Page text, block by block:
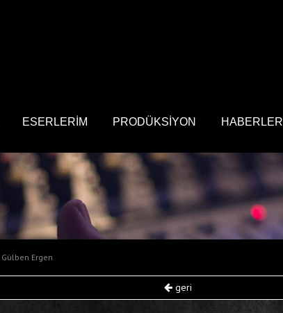
ESERLERİM PRODÜKSİYON HABERLER
Gülben Ergen
geri